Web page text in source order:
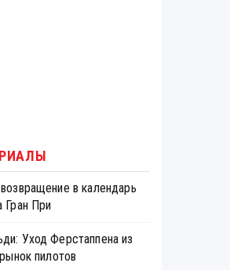
в календарь
Гран При
Уход Ферстаппена из
пилотов